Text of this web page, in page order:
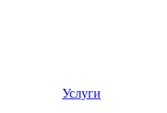
Услуги